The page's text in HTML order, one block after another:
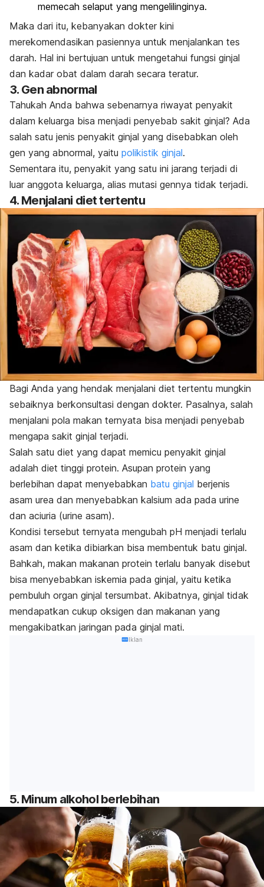
memecah selaput yang mengelilinginya.
Maka dari itu, kebanyakan dokter kini
merekomendasikan pasiennya untuk menjalankan tes
darah. Hal ini bertujuan untuk mengetahui fungsi ginjal
dan kadar obat dalam darah secara teratur.
3. Gen abnormal
Tahukah Anda bahwa sebenarnya riwayat penyakit
dalam keluarga bisa menjadi penyebab sakit ginjal? Ada
salah satu jenis penyakit ginjal yang disebabkan oleh
gen yang abnormal, yaitu polikistik ginjal.
Sementara itu, penyakit yang satu ini jarang terjadi di
luar anggota keluarga, alias mutasi gennya tidak terjadi.
4. Menjalani diet tertentu
Bagi Anda yang hendak menjalani diet tertentu mungkin
sebaiknya berkonsultasi dengan dokter. Pasalnya, salah
menjalani pola makan ternyata bisa menjadi penyebab
mengapa sakit ginjal terjadi.
Salah satu diet yang dapat memicu penyakit ginjal
adalah diet tinggi protein. Asupan protein yang
berlebihan dapat menyebabkan batu ginjal berjenis
asam urea dan menyebabkan kalsium ada pada urine
dan aciuria (urine asam).
Kondisi tersebut ternyata mengubah pH menjadi terlalu
asam dan ketika dibiarkan bisa membentuk batu ginjal.
Bahkah, makan makanan protein terlalu banyak disebut
bisa menyebabkan iskemia pada ginjal, yaitu ketika
pembuluh organ ginjal tersumbat. Akibatnya, ginjal tidak
mendapatkan cukup oksigen dan makanan yang
mengakibatkan jaringan pada ginjal mati.
Iklan
5. Minum alkohol berlebihan